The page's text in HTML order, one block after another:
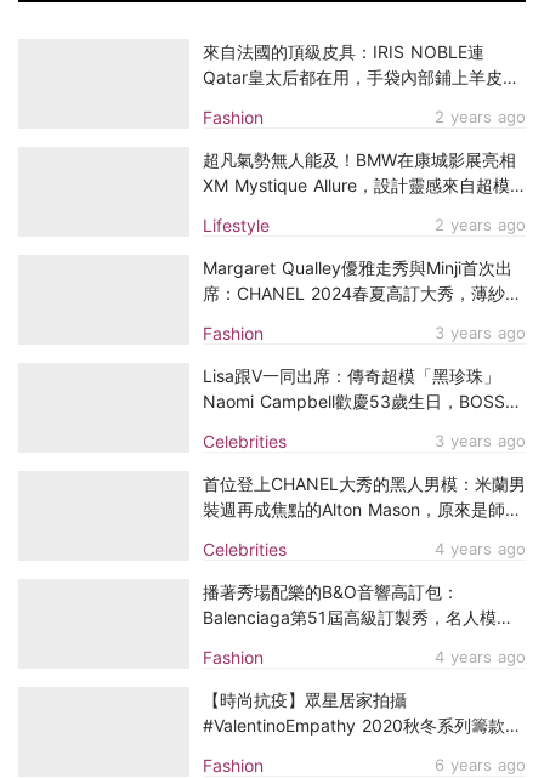
Fashion 2 years ago
來自法國的頂級皮具：IRIS NOBLE連
Qatar皇太后都在用，手袋內部鋪上羊皮、
Lifestyle 2 years ago
超凡氣勢無人能及！BMW在康城影展亮相
XM Mystique Allure，設計靈感來自超模
Fashion 3 years ago
Margaret Qualley優雅走秀與Minji首次出
席：CHANEL 2024春夏高訂大秀，薄紗與
Celebrities 3 years ago
Lisa跟V一同出席：傳奇超模「黑珍珠」
Naomi Campbell歡慶53歲生日，BOSS為
Celebrities 4 years ago
首位登上CHANEL大秀的黑人男模：米蘭男
裝週再成焦點的Alton Mason，原來是師承
Fashion 4 years ago
播著秀場配樂的B&O音響高訂包：
Balenciaga第51屆高級訂製秀，名人模特
Fashion 6 years ago
【時尚抗疫】眾星居家拍攝
#ValentinoEmpathy 2020秋冬系列籌款